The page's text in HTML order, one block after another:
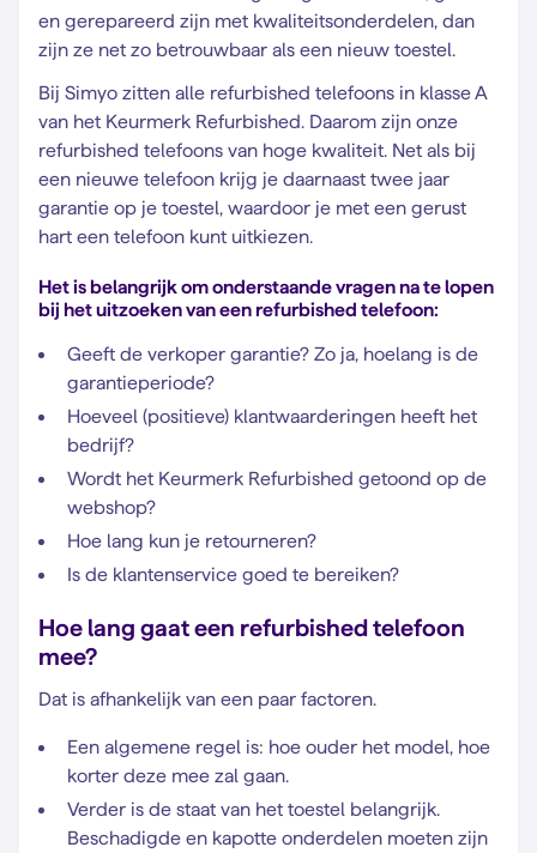
en gerepareerd zijn met kwaliteitsonderdelen, dan
zijn ze net zo betrouwbaar als een nieuw toestel.
Bij Simyo zitten alle refurbished telefoons in klasse A
van het Keurmerk Refurbished. Daarom zijn onze
refurbished telefoons van hoge kwaliteit. Net als bij
een nieuwe telefoon krijg je daarnaast twee jaar
garantie op je toestel, waardoor je met een gerust
hart een telefoon kunt uitkiezen.
Het is belangrijk om onderstaande vragen na te lopen
bij het uitzoeken van een refurbished telefoon:
Geeft de verkoper garantie? Zo ja, hoelang is de
garantieperiode?
Hoeveel (positieve) klantwaarderingen heeft het
bedrijf?
Wordt het Keurmerk Refurbished getoond op de
webshop?
Hoe lang kun je retourneren?
Is de klantenservice goed te bereiken?
Hoe lang gaat een refurbished telefoon
mee?
Dat is afhankelijk van een paar factoren.
Een algemene regel is: hoe ouder het model, hoe
korter deze mee zal gaan.
Verder is de staat van het toestel belangrijk.
Beschadigde en kapotte onderdelen moeten zijn